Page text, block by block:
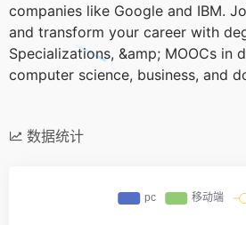
companies like Google and IBM.
and transform your career with
Specializations, &amp; MOOCs in
computer science, business, and
数据统计